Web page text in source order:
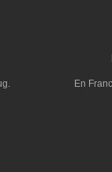
En